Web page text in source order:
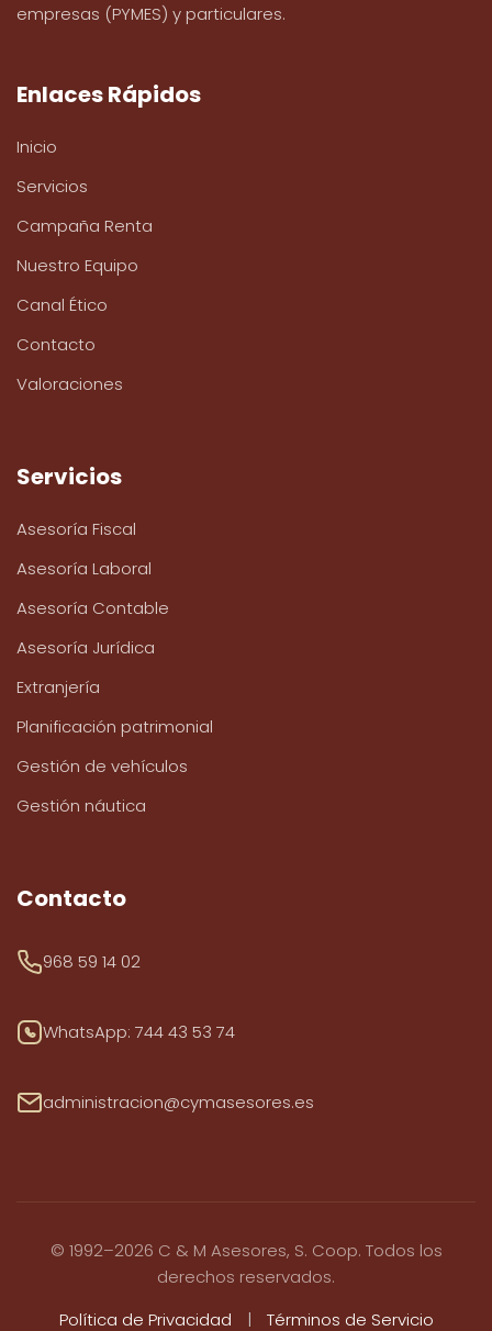
empresas (PYMES) y particulares.
Enlaces Rápidos
Inicio
Servicios
Campaña Renta
Nuestro Equipo
Canal Ético
Contacto
Valoraciones
Servicios
Asesoría Fiscal
Asesoría Laboral
Asesoría Contable
Asesoría Jurídica
Extranjería
Planificación patrimonial
Gestión de vehículos
Gestión náutica
Contacto
968 59 14 02
WhatsApp: 744 43 53 74
administracion@cymasesores.es
© 1992–2026 C & M Asesores, S. Coop. Todos los
derechos reservados.
Política de Privacidad
| Términos de Servicio